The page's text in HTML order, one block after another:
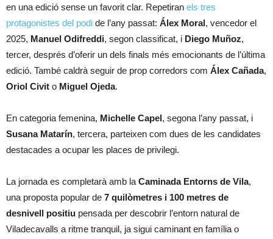
en una edició sense un favorit clar. Repetiran els tres
protagonistes del podi de l’any passat: Álex Moral, vencedor el
2025, Manuel Odifreddi, segon classificat, i Diego Muñoz,
tercer, després d’oferir un dels finals més emocionants de l’última
edició. També caldrà seguir de prop corredors com Álex Cañada,
Oriol Civit o Miguel Ojeda.
En categoria femenina, Michelle Capel, segona l’any passat, i
Susana Matarín, tercera, parteixen com dues de les candidates
destacades a ocupar les places de privilegi.
La jornada es completarà amb la Caminada Entorns de Vila,
una proposta popular de 7 quilòmetres i 100 metres de
desnivell positiu pensada per descobrir l’entorn natural de
Viladecavalls a ritme tranquil, ja sigui caminant en família o